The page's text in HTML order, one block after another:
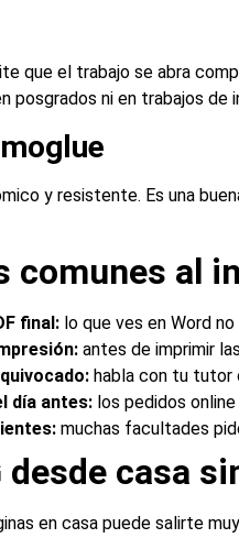
que el trabajo se abra
posgrados ni en trabajos de
y resistente. Es una
comunes al
final: lo que ves en Word
antes de imprimir
habla con tu tutor
día antes: los pedidos
muchas facultades
desde casa
en casa puede salirte